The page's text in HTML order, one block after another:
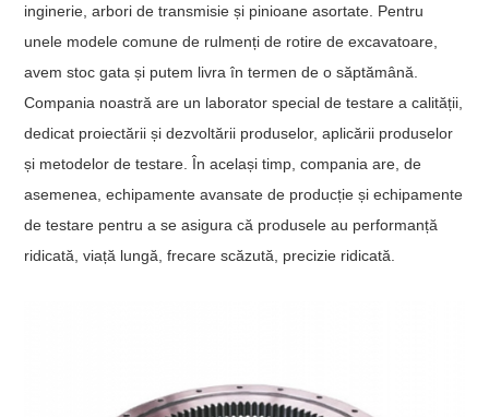
inginerie, arbori de transmisie și pinioane asortate. Pentru
unele modele comune de rulmenți de rotire de excavatoare,
avem stoc gata și putem livra în termen de o săptămână.
Compania noastră are un laborator special de testare a calității,
dedicat proiectării și dezvoltării produselor, aplicării produselor
și metodelor de testare. În același timp, compania are, de
asemenea, echipamente avansate de producție și echipamente
de testare pentru a se asigura că produsele au performanță
ridicată, viață lungă, frecare scăzută, precizie ridicată.